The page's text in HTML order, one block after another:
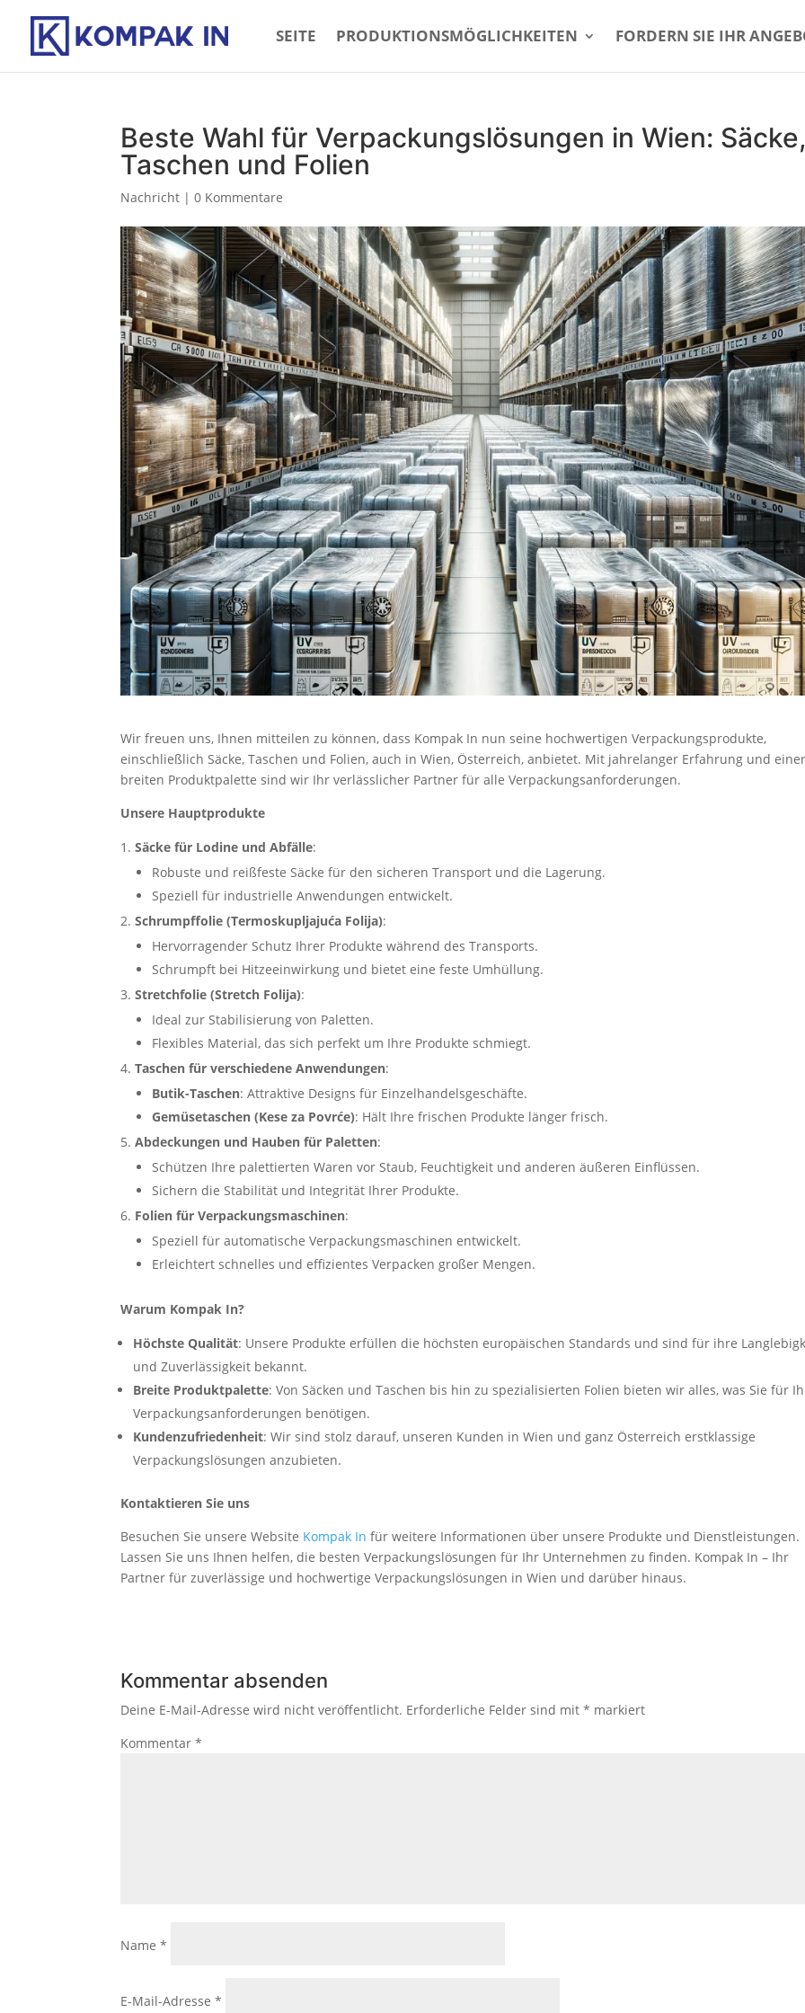
SEITE PRODUKTIONSMÖGLICHKEITEN FORDERN SIE IHR
Beste Wahl für Verpackungslösungen in Wien:
Taschen und Folien
Nachricht |0 Kommentare
Wir freuen uns, Ihnen mitteilen zu können, dass Kompak In nun seine hochwertigen Verpackungsprodukte,
einschließlich Säcke, Taschen und Folien, auch in Wien, Österreich, anbietet. Mit jahrelanger Erfahrung und
breiten Produktpalette sind wir Ihr verlässlicher Partner für alle Verpackungsanforderungen.
Unsere Hauptprodukte
Säcke für Lodine und Abfälle:
Robuste und reißfeste Säcke für den sicheren Transport und die Lagerung.
Speziell für industrielle Anwendungen entwickelt.
Schrumpffolie (Termoskupljajuća Folija):
Hervorragender Schutz Ihrer Produkte während des Transports.
Schrumpft bei Hitzeeinwirkung und bietet eine feste Umhüllung.
Stretchfolie (Stretch Folija):
Ideal zur Stabilisierung von Paletten.
Flexibles Material, das sich perfekt um Ihre Produkte schmiegt.
Taschen für verschiedene Anwendungen:
Butik-Taschen: Attraktive Designs für Einzelhandelsgeschäfte.
Gemüsetaschen (Kese za Povrće): Hält Ihre frischen Produkte länger frisch.
Abdeckungen und Hauben für Paletten:
Schützen Ihre palettierten Waren vor Staub, Feuchtigkeit und anderen äußeren Einflüssen.
Sichern die Stabilität und Integrität Ihrer Produkte.
Folien für Verpackungsmaschinen:
Speziell für automatische Verpackungsmaschinen entwickelt.
Erleichtert schnelles und effizientes Verpacken großer Mengen.
Warum Kompak In?
Höchste Qualität: Unsere Produkte erfüllen die höchsten europäischen Standards und sind für ihre
und Zuverlässigkeit bekannt.
Breite Produktpalette: Von Säcken und Taschen bis hin zu spezialisierten Folien bieten wir alles, was Sie für
Verpackungsanforderungen benötigen.
Kundenzufriedenheit: Wir sind stolz darauf, unseren Kunden in Wien und ganz Österreich erstklassige
Verpackungslösungen anzubieten.
Kontaktieren Sie uns
Besuchen Sie unsere Website Kompak In für weitere Informationen über unsere Produkte und Dienstleistungen.
Lassen Sie uns Ihnen helfen, die besten Verpackungslösungen für Ihr Unternehmen zu finden. Kompak In – Ihr
Partner für zuverlässige und hochwertige Verpackungslösungen in Wien und darüber hinaus.
Kommentar absenden
Deine E-Mail-Adresse wird nicht veröffentlicht. Erforderliche Felder sind mit* markiert
Kommentar*
Name*
E-Mail-Adresse*